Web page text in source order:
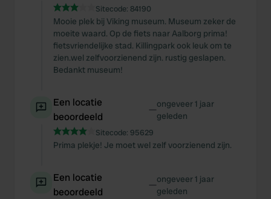
Sitecode: 84190
Mooie plek bij Viking museum. Museum zeker de
moeite waard. Op de fiets naar Aalborg prima!
fietsvriendelijke stad. Killingpark ook leuk om te
zien.wel zelfvoorzienend zijn. rustig geslapen.
Bedankt museum!
Een locatie
beoordeeld
—ongeveer 1 jaar
geleden
Sitecode: 95629
Prima plekje! Je moet wel zelf voorzienend zijn.
Een locatie
beoordeeld
—ongeveer 1 jaar
geleden